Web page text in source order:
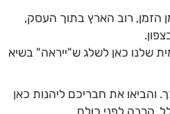
הזמן, רוב הארץ בתוך העסק,
שלנו כאן לשלג ש"ייראה" בשיא
והביאו את חבריכם ליהנות כאן
הרבה לפני כולם.